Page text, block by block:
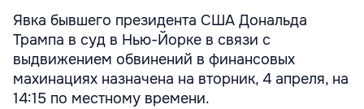
Явка бывшего президента США Дональда
Трампа в суд в Нью-Йорке в связи с
выдвижением обвинений в финансовых
махинациях назначена на вторник, 4 апреля, на
14:15 по местному времени.